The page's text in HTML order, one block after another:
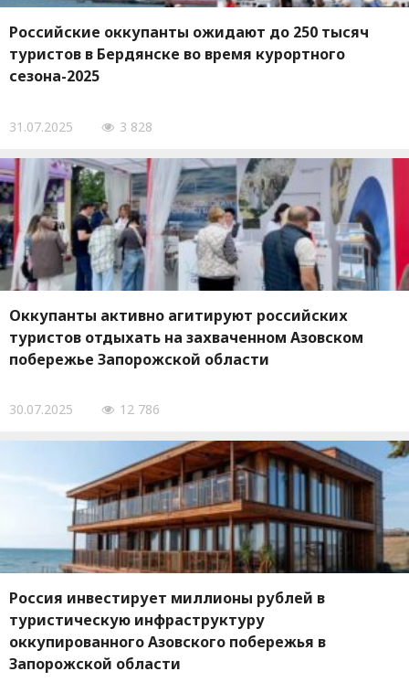
Российские оккупанты ожидают до 250 тысяч
туристов в Бердянске во время курортного
сезона-2025
31.07.2025 3 828
Оккупанты активно агитируют российских
туристов отдыхать на захваченном Азовском
побережье Запорожской области
30.07.2025 12 786
Россия инвестирует миллионы рублей в
туристическую инфраструктуру
оккупированного Азовского побережья в
Запорожской области